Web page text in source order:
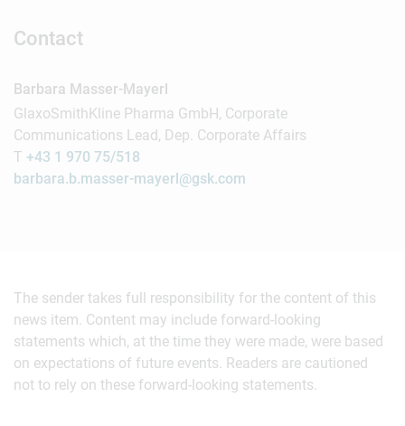
Contact
Barbara Masser-Mayerl
GlaxoSmithKline Pharma GmbH, Corporate
Communications Lead, Dep. Corporate Affairs
T +43 1 970 75/518
barbara.b.masser-mayerl@gsk.com
The sender takes full responsibility for the content of this
news item. Content may include forward-looking
statements which, at the time they were made, were based
on expectations of future events. Readers are cautioned
not to rely on these forward-looking statements.